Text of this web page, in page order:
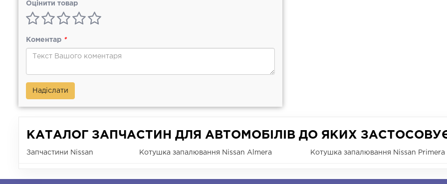
Оцінити товар
Коментар *
Надіслати
КАТАЛОГ ЗАПЧАСТИН ДЛЯ АВТОМОБІЛІВ ДО ЯКИХ
Запчастини Nissan Котушка запалювання Nissan Almera Котушка запалювання Nissan Primera